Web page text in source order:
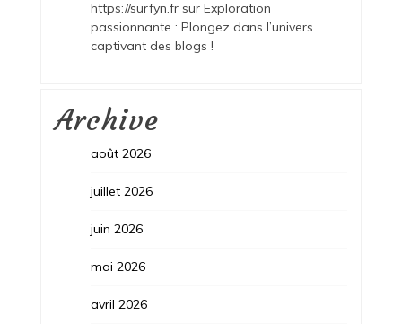
https://surfyn.frsur Exploration
passionnante : Plongez dans l’univers
captivant des blogs !
Archive
août 2026
juillet 2026
juin 2026
mai 2026
avril 2026